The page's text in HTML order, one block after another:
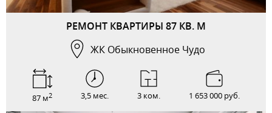
РЕМОНТ КВАРТИРЫ 87 КВ. М
ЖК Обыкновенное Чудо
87 м2 3,5 мес. 3 ком. 1 653 000 руб.